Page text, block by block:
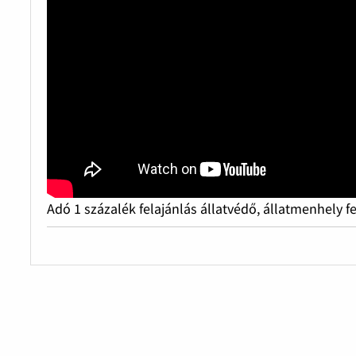
Adó 1 százalék felajánlás állatvédő, állatmenhely